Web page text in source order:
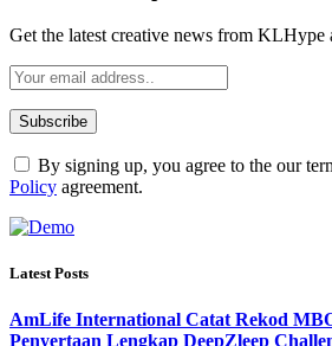
Get the latest creative news from
By signing up, you agree to the our
Policy agreement.
Latest Posts
AmLife International Catat Rekod
Penyertaan Lengkap DeepZleep